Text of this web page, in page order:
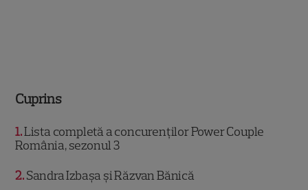
Cuprins
1 Lista completă a concurenților Power Couple
România, sezonul 3
2 Sandra Izbașa și Răzvan Bănică